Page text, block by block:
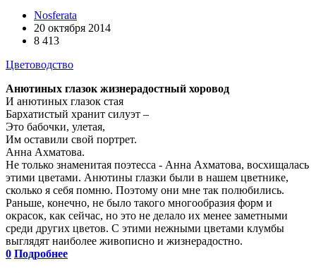
Nosferata
20 октября 2014
8 413
Цветоводство
Анютиных глазок жизнерадостный хоровод
И анютиных глазок стая
Бархатистый хранит силуэт –
Это бабочки, улетая,
Им оставили свой портрет.
Анна Ахматова.
Не только знаменитая поэтесса - Анна Ахматова, восхищалась
этими цветами. Анютины глазки были в нашем цветнике,
сколько я себя помню. Поэтому они мне так полюбились.
Раньше, конечно, не было такого многообразия форм и
окрасок, как сейчас, но это не делало их менее заметными
среди других цветов. С этими нежными цветами клумбы
выглядят наиболее живописно и жизнерадостно.
0 Подробнее